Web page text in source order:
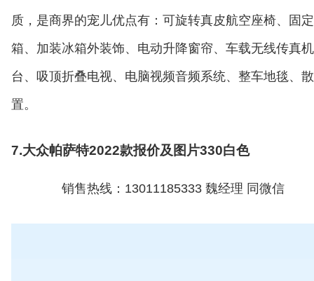
质，是商界的宠儿优点有：可旋转真皮航空座椅、固
箱、加装冰箱外装饰、电动升降窗帘、车载无线传真
台、吸顶折叠电视、电脑视频音频系统、整车地毯、
置。
7.大众帕萨特2022款报价及图片330白色
销售热线：13011185333 魏经理 同微信